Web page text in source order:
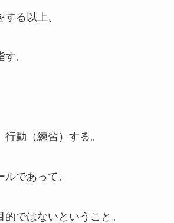
る以上、
。
動（練習）する。
であって、
的ではないということ。